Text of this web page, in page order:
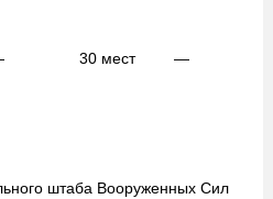
30 мест —
штаба Вооруженных Сил